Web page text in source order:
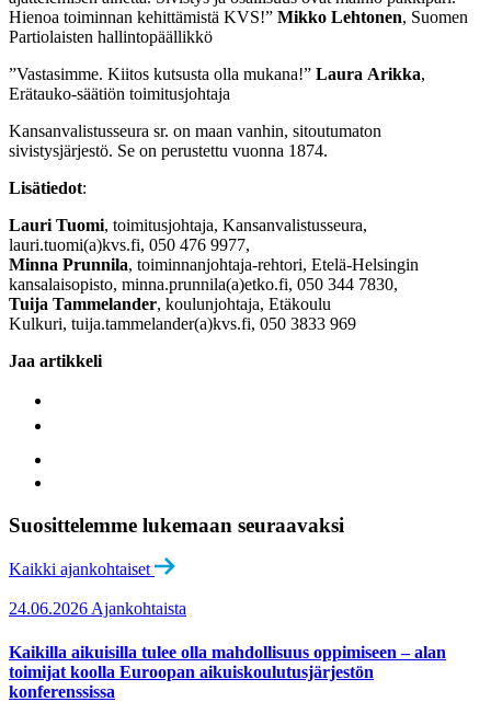
Hienoa toiminnan kehittämistä KVS!” Mikko Lehtonen, Suomen
Partiolaisten hallintopäällikkö
”Vastasimme. Kiitos kutsusta olla mukana!” Laura Arikka,
Erätauko-säätiön toimitusjohtaja
Kansanvalistusseura sr. on maan vanhin, sitoutumaton
sivistysjärjestö. Se on perustettu vuonna 1874.
Lisätiedot:
Lauri Tuomi, toimitusjohtaja, Kansanvalistusseura,
lauri.tuomi(a)kvs.fi, 050 476 9977,
Minna Prunnila, toiminnanjohtaja-rehtori, Etelä-Helsingin
kansalaisopisto, minna.prunnila(a)etko.fi, 050 344 7830,
Tuija Tammelander, koulunjohtaja, Etäkoulu
Kulkuri, tuija.tammelander(a)kvs.fi, 050 3833 969
Jaa artikkeli
Suosittelemme lukemaan seuraavaksi
Kaikki ajankohtaiset
24.06.2026 Ajankohtaista
Kaikilla aikuisilla tulee olla mahdollisuus oppimiseen – alan
toimijat koolla Euroopan aikuiskoulutusjärjestön
konferenssissa